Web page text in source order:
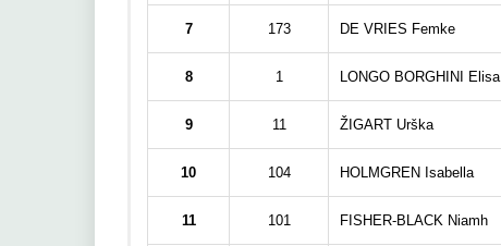
7 173 DE VRIES Femke
8 1 LONGO BORGHINI Elisa
9 11 ŽIGART Urška
10 104 HOLMGREN Isabella
11 101 FISHER-BLACK Niamh